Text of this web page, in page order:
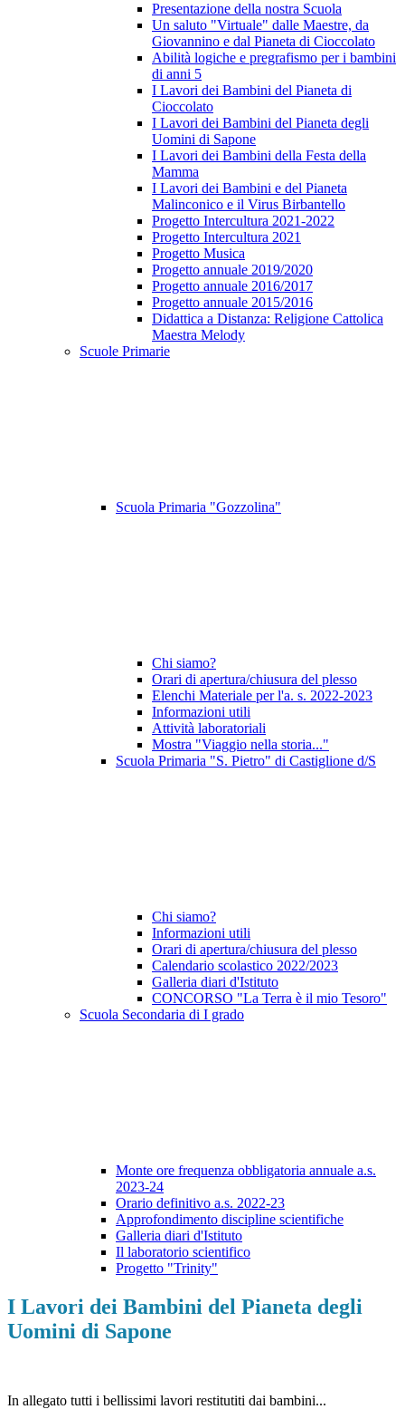
Presentazione della nostra Scuola
Un saluto "Virtuale" dalle Maestre, da
Giovannino e dal Pianeta di Cioccolato
Abilità logiche e pregrafismo per i bambini
di anni 5
I Lavori dei Bambini del Pianeta di
Cioccolato
I Lavori dei Bambini del Pianeta degli
Uomini di Sapone
I Lavori dei Bambini della Festa della
Mamma
I Lavori dei Bambini e del Pianeta
Malinconico e il Virus Birbantello
Progetto Intercultura 2021-2022
Progetto Intercultura 2021
Progetto Musica
Progetto annuale 2019/2020
Progetto annuale 2016/2017
Progetto annuale 2015/2016
Didattica a Distanza: Religione Cattolica
Maestra Melody
Scuole Primarie
Scuola Primaria "Gozzolina"
Chi siamo?
Orari di apertura/chiusura del plesso
Elenchi Materiale per l'a. s. 2022-2023
Informazioni utili
Attività laboratoriali
Mostra "Viaggio nella storia..."
Scuola Primaria "S. Pietro" di Castiglione d/S
Chi siamo?
Informazioni utili
Orari di apertura/chiusura del plesso
Calendario scolastico 2022/2023
Galleria diari d'Istituto
CONCORSO "La Terra è il mio Tesoro"
Scuola Secondaria di I grado
Monte ore frequenza obbligatoria annuale a.s.
2023-24
Orario definitivo a.s. 2022-23
Approfondimento discipline scientifiche
Galleria diari d'Istituto
Il laboratorio scientifico
Progetto "Trinity"
I Lavori dei Bambini del Pianeta degli
Uomini di Sapone
In allegato tutti i bellissimi lavori restitutiti dai bambini...